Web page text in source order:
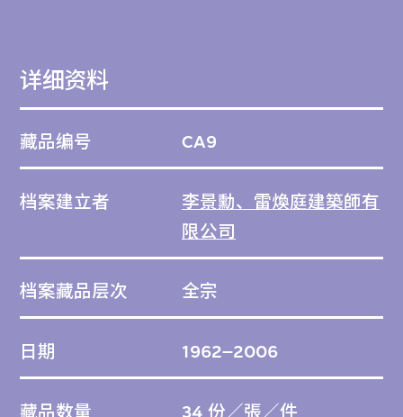
爾頓酒店設計的建築，屬當地首批摩天大樓，
展示了香港建築師在中國改革初期對國內城市
發展所作的貢獻。
這些繪圖是M+於2013年籌備「構。建M+：
博物館設計方案及建築藏品」展覽期間，獲李
景勳、雷煥庭建築師有限公司捐贈的藏品。
M+為籌備「構。建M+：博物館設計方案及建
築藏品」展覽，挑選了一些考慮納入館藏的項
目及一建築模型。李景勳、雷煥庭建築師有限
公司在選定的檔案中，指出哪些繪圖最能代表
详细资料
藏品编号 CA9
档案建立者
李景勳、雷煥庭建築師有
限公司
档案藏品层次 全宗
日期 1962–2006
藏品数量 34 份／張／件